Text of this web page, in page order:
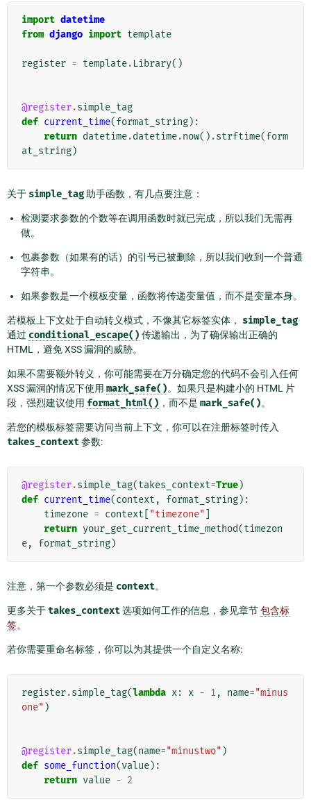
import datetime
from django import template
register = template. Library()
@register.simple_tag
def current_time(format_string):
return datetime.datetime.now() .strftime(form
at_string)
关于 simple_tag 助手函数，有几点要注意：
检测要求参数的个数等在调用函数时就已完成，所以我们无需再
做。
包裹参数（如果有的话）的引号已被删除，所以我们收到一个普通
字符串。
如果参数是一个模板变量，函数将传递变量值，而不是变量本身。
若模板上下文处于自动转义模式，不像其它标签实体， simple_tag
通过 conditional_escape() 传递输出，为了确保输出正确的
HTML，避免 XSS 漏洞的威胁。
如果不需要额外转义，你可能需要在万分确定您的代码不会引入任何
XSS 漏洞的情况下使用 mark_safe()。如果只是构建小的 HTML 片
段，强烈建议使用 format_html() ，而不是 mark_safe()。
若您的模板标签需要访问当前上下文，你可以在注册标签时传入
takes_context参数:
@register.simple_tag(takes_context=True)
def current_time(context , format_string):
timezone = context "timezone"
return your_get_current_time_method(timezon
e, format_string)
注意，第一个参数必须是 context。
更多关于takes_context选项如何工作的信息，参见章节包含标
签。
若你需要重命名标签，你可以为其提供一个自定义名称:
register.simple_tag(lambda x: x - 1, name="minus
one" )
@register.simple_tag(name="minustwo" )
def some_function(value):
return value - 2